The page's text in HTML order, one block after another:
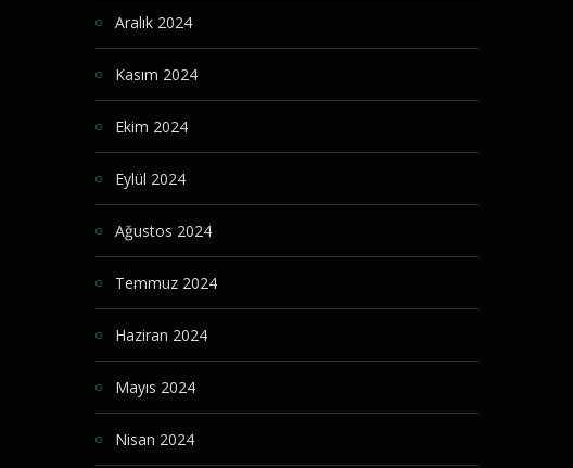
Aralık 2024
Kasım 2024
Ekim 2024
Eylül 2024
Ağustos 2024
Temmuz 2024
Haziran 2024
Mayıs 2024
Nisan 2024